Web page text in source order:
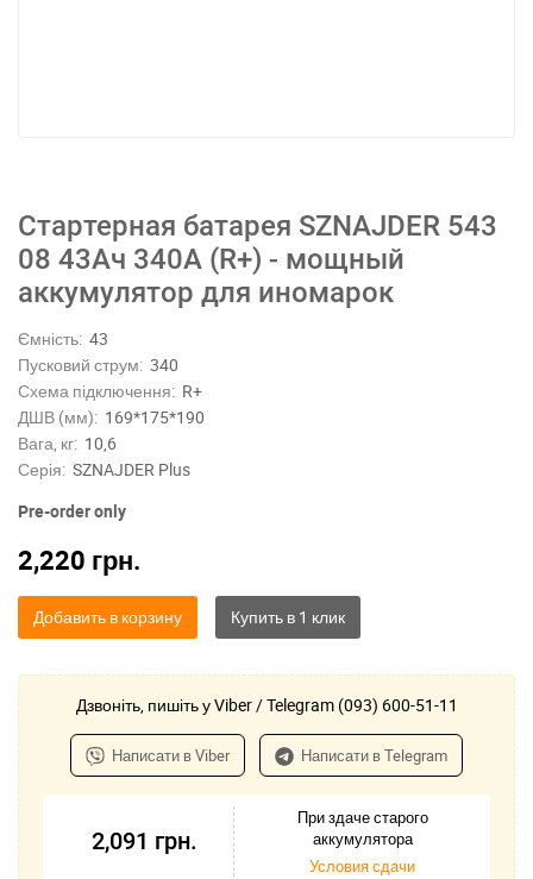
Стартерная батарея SZNAJDER 543
08 43Ач 340А (R+) - мощный
аккумулятор для иномарок
Ємність: 43
Пусковий струм: 340
Схема підключення: R+
ДШВ (мм): 169*175*190
Вага, кг: 10,6
Серія: SZNAJDER Plus
Pre-order only
2,220 грн.
Добавить в корзину
Дзвоніть, пишіть у Viber / Telegram (093) 600-51-11
Написати в Viber Написати в Telegram
2,091 грн.
При здаче старого
аккумулятора
Условия сдачи